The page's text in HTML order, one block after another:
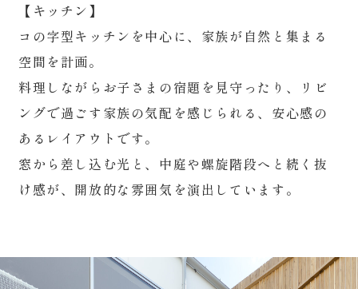
【キッチン】
コの字型キッチンを中心に、家族が自然と集まる
空間を計画。
料理しながらお子さまの宿題を見守ったり、リビ
ングで過ごす家族の気配を感じられる、安心感の
あるレイアウトです。
窓から差し込む光と、中庭や螺旋階段へと続く抜
け感が、開放的な雰囲気を演出しています。